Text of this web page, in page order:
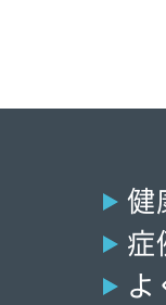
健
症